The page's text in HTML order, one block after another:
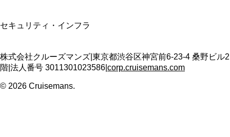
セキュリティ・インフラ
株式会社クルーズマンズ 東京都渋谷区神宮前6-23-4 桑野ビル2
階 法人番号 3011301023586 corp.cruisemans.com
© 2026 Cruisemans.